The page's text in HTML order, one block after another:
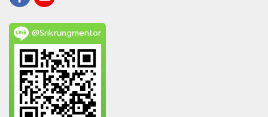
@Srikrungmentor